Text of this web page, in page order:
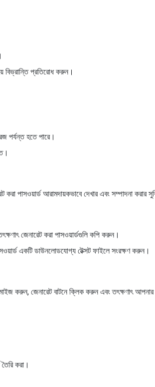
বিভ্রান্তি প্রতিরোধ করুন।
পর্যন্ত হতে পারে।
পাসওয়ার্ড আরামদায়কভাবে দেখার এবং সম্পাদনা করার
জেনারেট করা পাসওয়ার্ডগুলি কপি করুন।
একটি ডাউনলোডযোগ্য টেক্সট ফাইলে সংরক্ষণ করুন।
করুন, জেনারেট বাটনে ক্লিক করুন এবং তৎক্ষণাৎ আপনার
করা।